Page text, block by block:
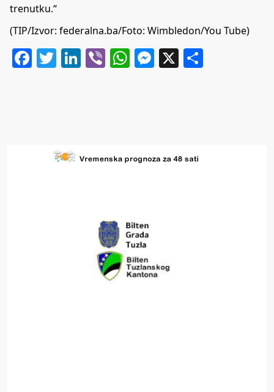
trenutku.“
(TIP/Izvor: federalna.ba/Foto: Wimbledon/You Tube)
Facebook
Twitter
LinkedIn
ViberWhatsApp
Messenger
X